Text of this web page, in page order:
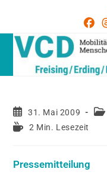
31. Mai 2009
2 Min. Lesezeit
Pressemitteilung